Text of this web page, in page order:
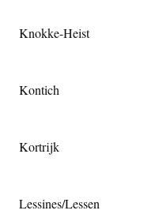
Knokke-Heist
Kontich
Kortrijk
Lessines/Lessen